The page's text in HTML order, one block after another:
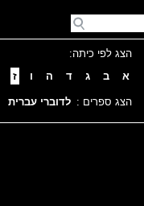
הצג לפי כיתה:
א
ב ג ד ה ו ז
הצג ספרים : לדוברי עברית